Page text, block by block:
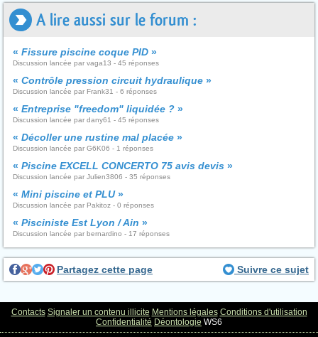
A lire aussi sur le forum :
« Fissure piscine coque PID »
Discussion lancée par vaga13 - 45 réponses
« Contrôle pression circuit hydraulique »
Discussion lancée par Frank31 - 6 réponses
« Entreprise "freedom" liquidée ? »
Discussion lancée par dany61 - 45 réponses
« Décoller une rustine mal placée »
Discussion lancée par G6K06 - 1 réponses
« Piscine EXCELL CONCERTO 75 avis devis »
Discussion lancée par Julien3806 - 35 réponses
« Mini piscine et PLU»
Discussion lancée par Pakitoz - 0 réponses
« Pisciniste Est Lyon / Ain »
Discussion lancée par bernardino - 17 réponses
Partagez cette page Suivre ce sujet
Contacts Signaler un contenu illicite Mentions légales Conditions d'utilisation
Confidentialité Déontologie WS6